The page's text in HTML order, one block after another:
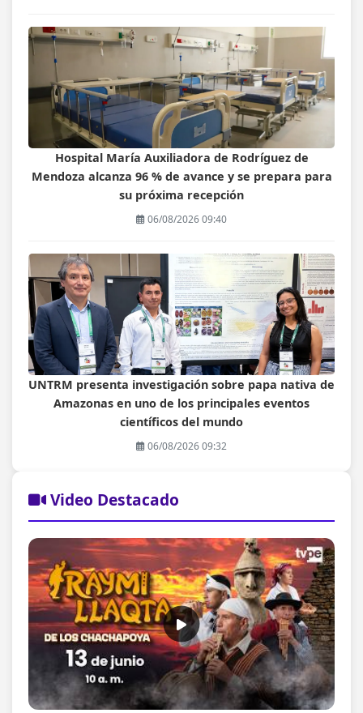
Hospital María Auxiliadora de Rodríguez de
Mendoza alcanza 96 % de avance y se prepara para
su próxima recepción
06/08/2026 09:40
UNTRM presenta investigación sobre papa nativa de
Amazonas en uno de los principales eventos
científicos del mundo
06/08/2026 09:32
Video Destacado